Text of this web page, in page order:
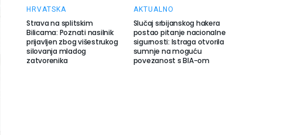
HRVATSKA
Strava na splitskim
Bilicama: Poznati nasilnik
prijavljen zbog višestrukog
silovanja mladog
zatvorenika
AKTUALNO
Slučaj srbijanskog hakera
postao pitanje nacionalne
sigurnosti: Istraga otvorila
sumnje na moguću
povezanost s BIA-om